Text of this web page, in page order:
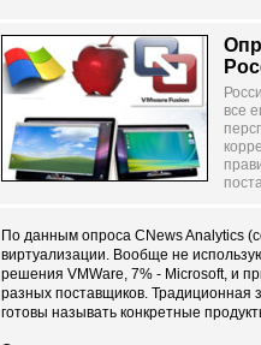
все
По данным опроса CNews Analytics
виртуализации. Вообще не
решения VMWare, 7% - Microsoft, и
разных поставщиков. Традиционная
готовы называть конкретные